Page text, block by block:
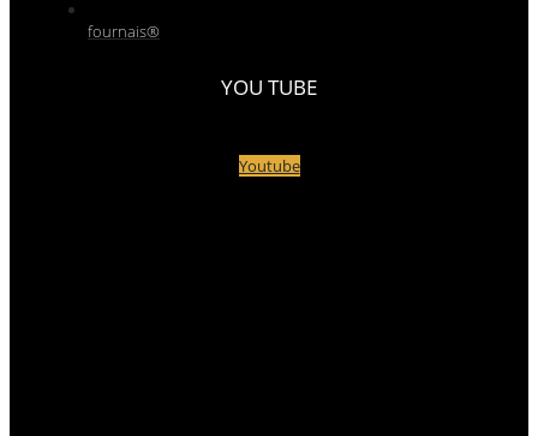
fournais®
YOU TUBE
Youtube